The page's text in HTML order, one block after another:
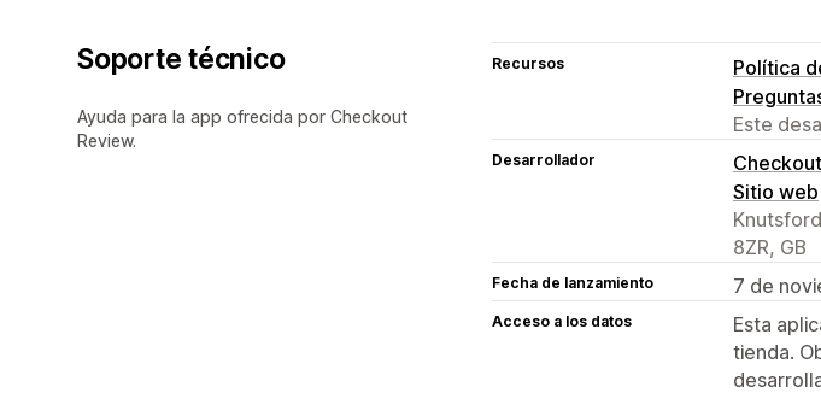
Soporte técnico
Ayuda para la app ofrecida por Checkout
Review.
Recursos
Política
Este
Desarrollador
Sitio web
8ZR, GB
Fecha de lanzamiento 7 de
Acceso a los datos
Esta
tienda.